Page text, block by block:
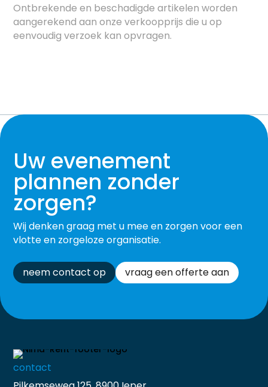
Ontbrekende en beschadigde artikelen worden
aangerekend aan onze verkoopprijs die u op
eenvoudig verzoek kan opvragen.
Uw evenement
plannen zonder
zorgen?
Wij denken graag met u mee en zorgen voor een
vlotte en zorgeloze organisatie.
neem contact op vraag een offerte aan
contact